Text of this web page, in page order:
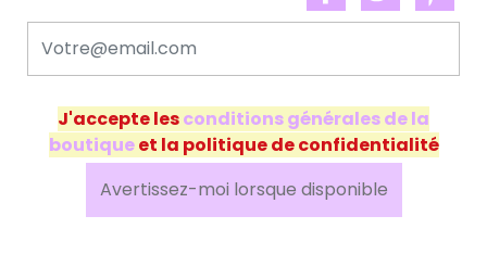
J'accepte lesconditions générales de la
boutiqueet la politique de confidentialité
Avertissez-moi lorsque disponible